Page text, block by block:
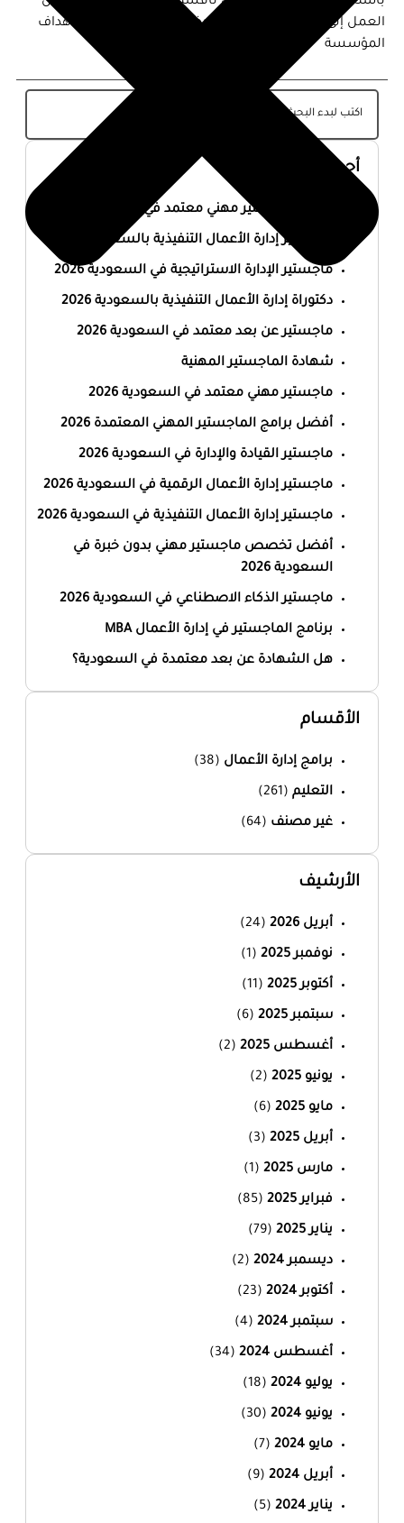
العمل إلى بيئة محفزة تعزز من رضا الموظفين وتحقق أهداف
المؤسسة
أحدث المقالات
أفضل ماجستير مهني معتمد في السعودية 2026
ماجستير إدارة الأعمال التنفيذية بالسعودية 2026
ماجستير الإدارة الاستراتيجية في السعودية 2026
دكتوراة إدارة الأعمال التنفيذية بالسعودية 2026
ماجستير عن بعد معتمد في السعودية 2026
شهادة الماجستير المهنية
ماجستير مهني معتمد في السعودية 2026
أفضل برامج الماجستير المهني المعتمدة 2026
ماجستير القيادة والإدارة في السعودية 2026
ماجستير إدارة الأعمال الرقمية في السعودية 2026
ماجستير إدارة الأعمال التنفيذية في السعودية 2026
أفضل تخصص ماجستير مهني بدون خبرة في
السعودية 2026
ماجستير الذكاء الاصطناعي في السعودية 2026
برنامج الماجستير في إدارة الأعمال MBA
هل الشهادة عن بعد معتمدة في السعودية؟
الأقسام
برامج إدارة الأعمال (38)
التعليم (261)
غير مصنف (64)
الأرشيف
أبريل 2026 (24)
نوفمبر 2025 (1)
أكتوبر 2025 (11)
سبتمبر 2025 (6)
أغسطس 2025 (2)
يونيو 2025 (2)
مايو 2025 (6)
أبريل 2025 (3)
مارس 2025 (1)
فبراير 2025 (85)
يناير 2025 (79)
ديسمبر 2024 (2)
أكتوبر 2024 (23)
سبتمبر 2024 (4)
أغسطس 2024 (34)
يوليو 2024 (18)
يونيو 2024 (30)
مايو 2024 (7)
أبريل 2024 (9)
يناير 2024 (5)